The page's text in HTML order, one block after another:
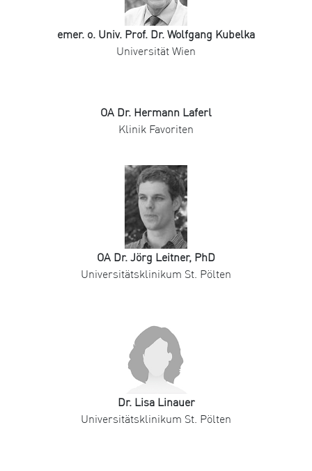
emer. o. Univ. Prof. Dr. Wolfgang Kubelka
Universität Wien
OA Dr. Hermann Laferl
Klinik Favoriten
OA Dr. Jörg Leitner, PhD
Universitätsklinikum St. Pölten
Dr. Lisa Linauer
Universitätsklinikum St. Pölten